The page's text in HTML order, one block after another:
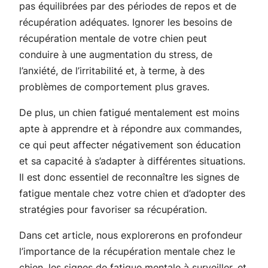
pas équilibrées par des périodes de repos et de
récupération adéquates. Ignorer les besoins de
récupération mentale de votre chien peut
conduire à une augmentation du stress, de
l’anxiété, de l’irritabilité et, à terme, à des
problèmes de comportement plus graves.
De plus, un chien fatigué mentalement est moins
apte à apprendre et à répondre aux commandes,
ce qui peut affecter négativement son éducation
et sa capacité à s’adapter à différentes situations.
Il est donc essentiel de reconnaître les signes de
fatigue mentale chez votre chien et d’adopter des
stratégies pour favoriser sa récupération.
Dans cet article, nous explorerons en profondeur
l’importance de la récupération mentale chez le